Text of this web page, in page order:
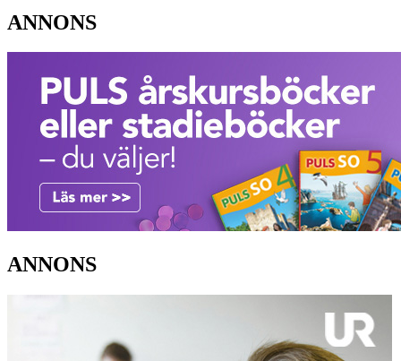
ANNONS
ANNONS